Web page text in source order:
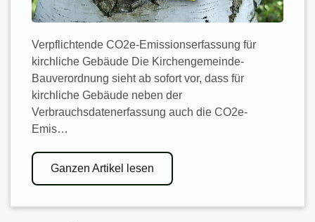
Verpflichtende CO2e-Emissionserfassung für
kirchliche Gebäude Die Kirchengemeinde-
Bauverordnung sieht ab sofort vor, dass für
kirchliche Gebäude neben der
Verbrauchsdatenerfassung auch die CO2e-
Emis…
Ganzen Artikel lesen